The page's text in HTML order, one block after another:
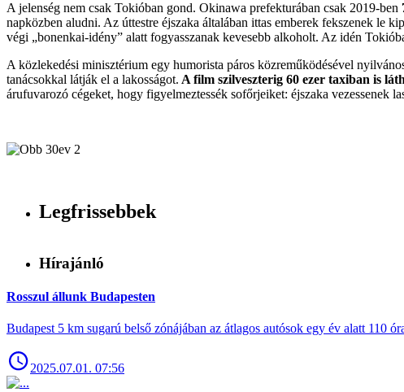
A jelenség nem csak Tokióban gond. Okinawa prefekturában csak 2019-ben
napközben aludni. Az úttestre éjszaka általában ittas emberek fekszenek le
végi „bonenkai-idény” alatt fogyasszanak kevesebb alkoholt. Az idén
A közlekedési minisztérium egy humorista páros közreműködésével
tanácsokkal látják el a lakosságot. A film szilveszterig 60 ezer taxiban is
árufuvarozó cégeket, hogy figyelmeztessék sofőrjeiket: éjszaka vezessenek
Legfrissebbek
Hírajánló
Rosszul állunk Budapesten
Budapest 5 km sugarú belső zónájában az átlagos autósok egy év alatt 110
2025.07.01. 07:56